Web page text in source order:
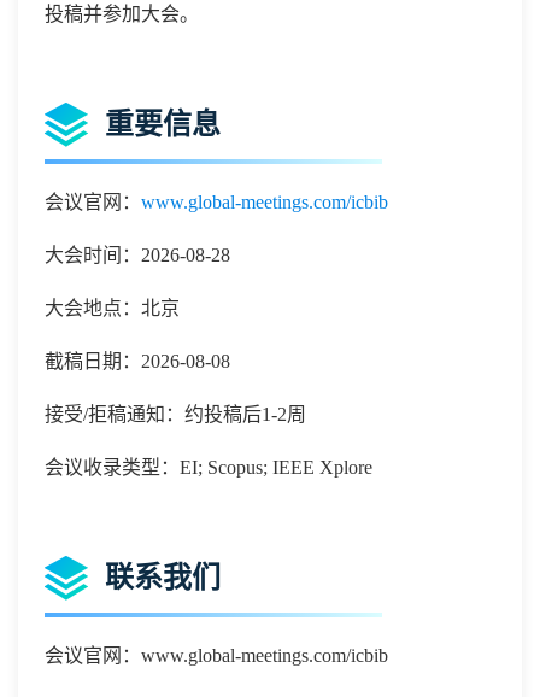
投稿并参加大会。
重要信息
会议官网： www.global-meetings.com/icbib
大会时间：2026-08-28
大会地点：北京
截稿日期：2026-08-08
接受/拒稿通知：约投稿后1-2周
会议收录类型：EI; Scopus; IEEE Xplore
联系我们
会议官网： www.global-meetings.com/icbib